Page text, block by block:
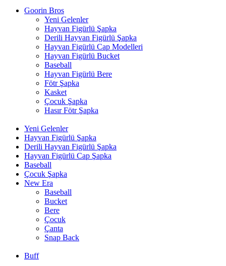
Goorin Bros
Yeni Gelenler
Hayvan Figürlü Şapka
Derili Hayvan Figürlü Şapka
Hayvan Figürlü Cap Modelleri
Hayvan Figürlü Bucket
Baseball
Hayvan Figürlü Bere
Fötr Şapka
Kasket
Çocuk Şapka
Hasır Fötr Şapka
Yeni Gelenler
Hayvan Figürlü Şapka
Derili Hayvan Figürlü Şapka
Hayvan Figürlü Cap Şapka
Baseball
Çocuk Şapka
New Era
Baseball
Bucket
Bere
Çocuk
Çanta
Snap Back
Buff